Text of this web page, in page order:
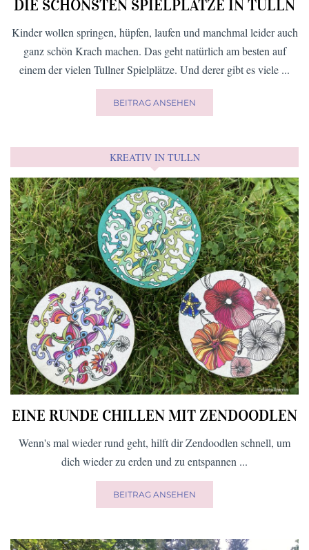
DIE SCHÖNSTEN SPIELPLÄTZE IN TULLN
Kinder wollen springen, hüpfen, laufen und manchmal leider auch
ganz schön Krach machen. Das geht natürlich am besten auf
einem der vielen Tullner Spielplätze. Und derer gibt es viele ...
BEITRAG ANSEHEN
KREATIV IN TULLN
EINE RUNDE CHILLEN MIT ZENDOODLEN
Wenn's mal wieder rund geht, hilft dir Zendoodlen schnell, um
dich wieder zu erden und zu entspannen ...
BEITRAG ANSEHEN